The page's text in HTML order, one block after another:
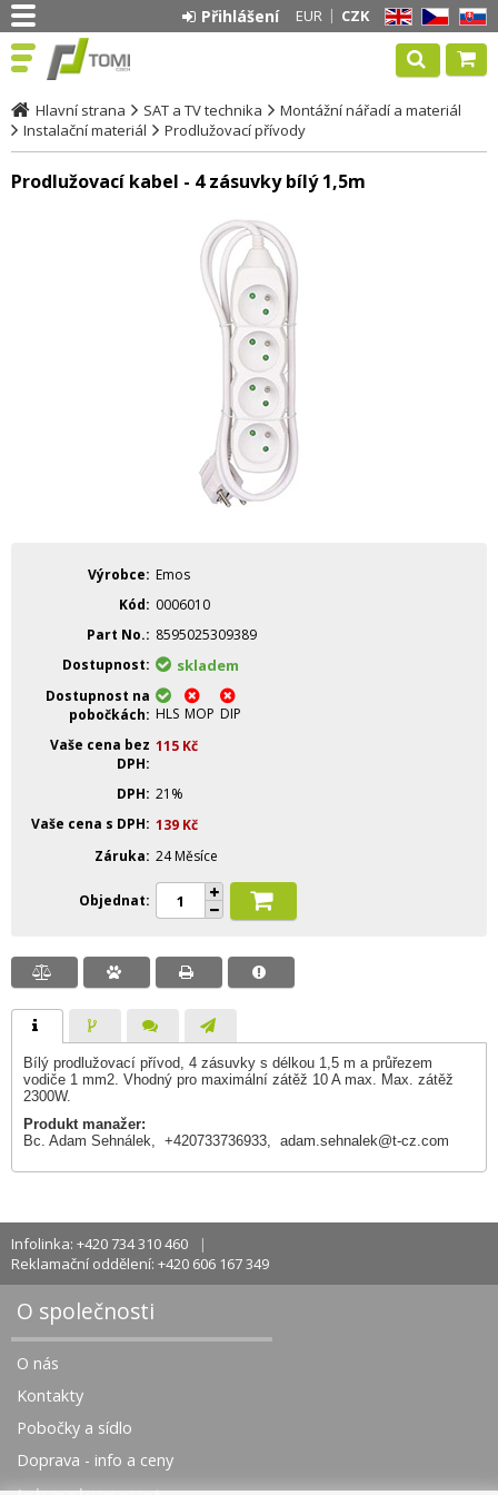
EN CZ SK
EUR CZK
Přihlášení
Hlavní strana SAT a TV technika
Montážní nářadí a materiál
Instalační materiál
Prodlužovací přívody
Prodlužovací kabel - 4 zásuvky bílý 1,5m
Výrobce
Emos
Kód
0006010
Part No.
8595025309389
Dostupnost
skladem
Dostupnost na
pobočkách
HLS MOP DIP
Vaše cena bez
DPH
115 Kč
DPH 21%
Vaše cena s DPH 139 Kč
Záruka 24 Měsíce
Objednat
Bílý prodlužovací přívod, 4 zásuvky s délkou 1,5 m a průřezem
vodiče 1 mm2. Vhodný pro maximální zátěž 10 A max. Max. zátěž
2300W.
Produkt manažer:
Bc. Adam Sehnálek, +420733736933, adam.sehnalek@t-cz.com
Infolinka: +420 734 310 460
Reklamační oddělení: +420 606 167 349
O společnosti
O nás
Kontakty
Pobočky a sídlo
Doprava - info a ceny